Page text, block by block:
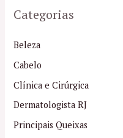
Categorias
Beleza
Cabelo
Clínica e Cirúrgica
Dermatologista RJ
Principais Queixas